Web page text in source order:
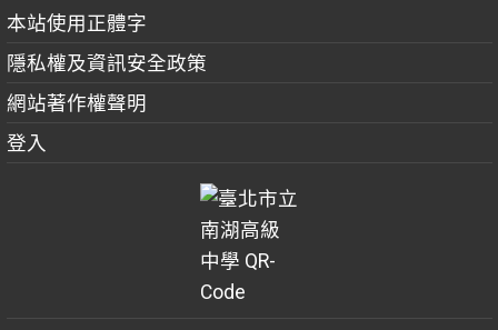
本站使用正體字
隱私權及資訊安全政策
網站著作權聲明
登入